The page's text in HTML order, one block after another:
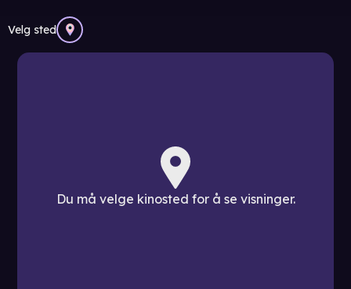
Velg sted
Du må velge kinosted for å se visninger.